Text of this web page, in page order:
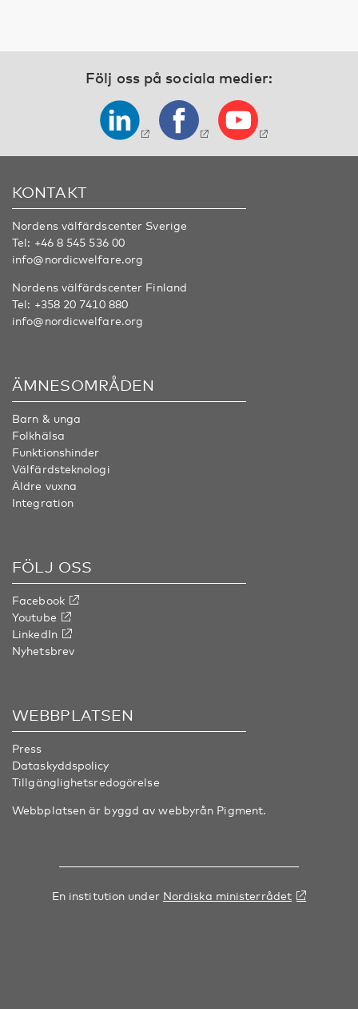
Följ oss på sociala medier:
KONTAKT
Nordens välfärdscenter Sverige
Tel: +46 8 545 536 00
info@nordicwelfare.org
Nordens välfärdscenter Finland
Tel: +358 20 7410 880
info@nordicwelfare.org
ÄMNESOMRÅDEN
Barn & unga
Folkhälsa
Funktionshinder
Välfärdsteknologi
Äldre vuxna
Integration
FÖLJ OSS
Facebook
Youtube
LinkedIn
Nyhetsbrev
WEBBPLATSEN
Press
Dataskyddspolicy
Tillgänglighetsredogörelse
Webbplatsen är byggd av webbyrån Pigment.
En institution under Nordiska ministerrådet